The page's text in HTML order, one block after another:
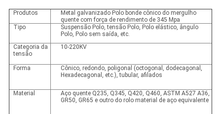
Produtos
Metal galvanizado Polo bonde cônico do mergulho
quente com força de rendimento de 345 Mpa
Tipo
Suspensão Polo, tensão Polo, Polo elástico, ângulo
Polo, Polo sem saída, etc.
Categoria da
tensão
10-220KV
Forma
Cônico, redondo, poligonal (octogonal, dodecagonal,
Hexadecagonal, etc.), tubular, afilados
Material
Aço quente Q235, Q345, Q420, Q460, ASTM A527 A36,
GR50, GR65 e outro do rolo material de aço equivalente